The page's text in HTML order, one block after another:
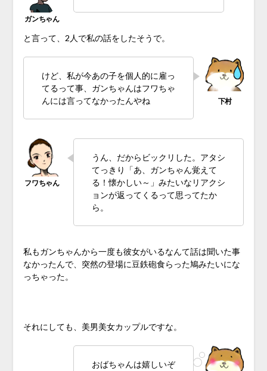
と言って、2人で私の話をしたそうで。
けど、私が今あの子を個人的に雇っ
てるって事、ガンちゃんはフワちゃ
んには言ってなかったんやね
うん、だからビックリした。アタシ
てっきり「あ、ガンちゃん覚えて
る！懐かしい～」みたいなリアクシ
ョンが返ってくるって思ってたか
ら。
私もガンちゃんから一度も彼女がいるなんて話は聞いた事
なかったんで、突然の登場に豆鉄砲食らった鳩みたいにな
っちゃった。
それにしても、美男美女カップルですな。
おばちゃんは嬉しいぞ